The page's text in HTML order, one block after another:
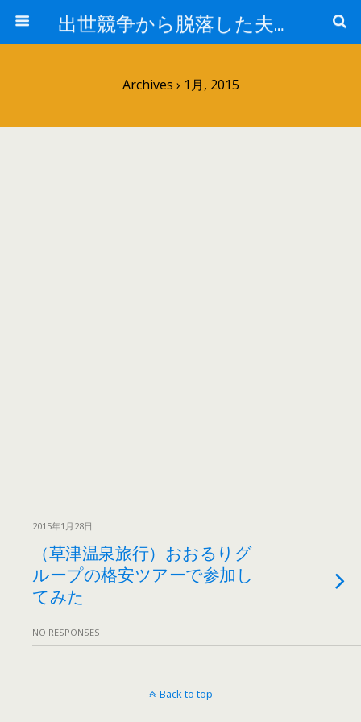
出世競争から脱落した夫と妻の日常
Archives › 1月, 2015
2015年1月28日
（草津温泉旅行）おおるりグ
ループの格安ツアーで参加し
てみた
NO RESPONSES
Back to top